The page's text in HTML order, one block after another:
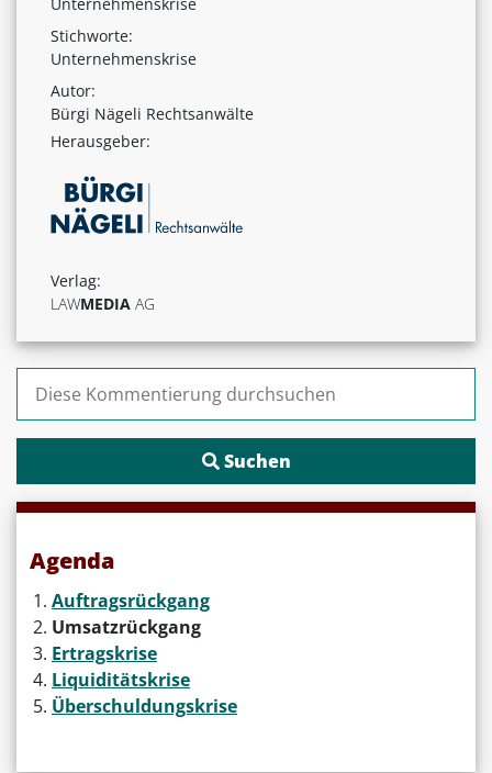
Stichworte:
Unternehmenskrise
Autor:
Bürgi Nägeli Rechtsanwälte
Herausgeber:
Verlag:
LAWMEDIA AG
Suchen nach:
Agenda
Auftragsrückgang
Umsatzrückgang
Ertragskrise
Liquiditätskrise
Überschuldungskrise